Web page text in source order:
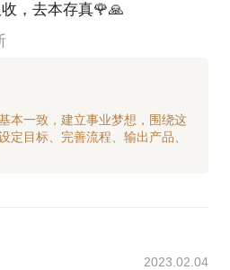
，去本存真🌹🙏
本一致，建立事业梦想，围绕这
定目标、完善流程、输出产品、
2023.02.04